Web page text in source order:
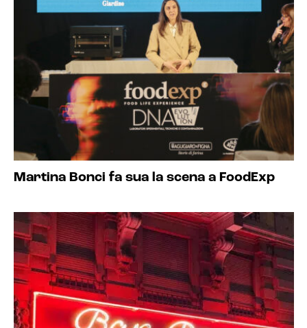
Martina Bonci fa sua la scena a FoodExp